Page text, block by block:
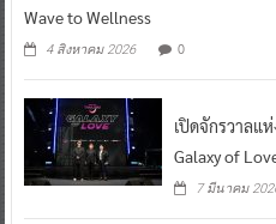
Wave to Wellness
4 สิงหาคม 2026 0
เปิดจักรวาลแ
Galaxy of
7 มีนาคม